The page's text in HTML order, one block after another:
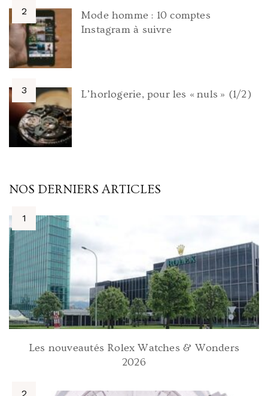
Mode homme : 10 comptes
Instagram à suivre
L’horlogerie, pour les « nuls » (1/2)
NOS DERNIERS ARTICLES
Les nouveautés Rolex Watches & Wonders
2026